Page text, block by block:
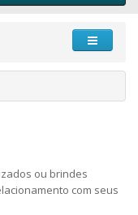
ou brindes
com seus